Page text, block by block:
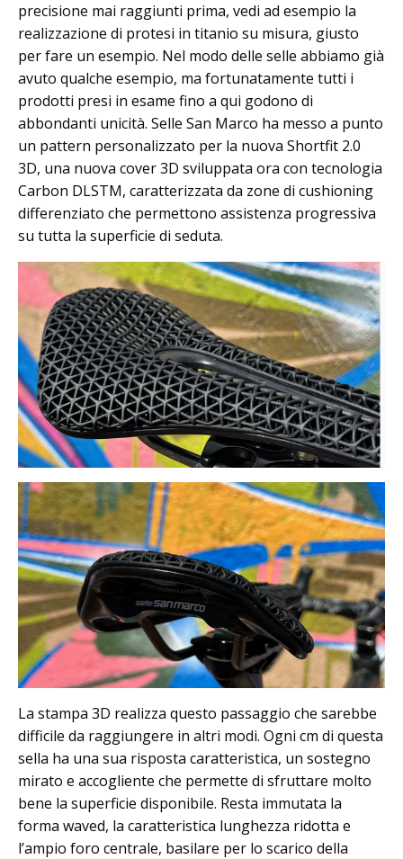
precisione mai raggiunti prima, vedi ad esempio la
realizzazione di protesi in titanio su misura, giusto
per fare un esempio. Nel modo delle selle abbiamo già
avuto qualche esempio, ma fortunatamente tutti i
prodotti presi in esame fino a qui godono di
abbondanti unicità. Selle San Marco ha messo a punto
un pattern personalizzato per la nuova Shortfit 2.0
3D, una nuova cover 3D sviluppata ora con tecnologia
Carbon DLSTM, caratterizzata da zone di cushioning
differenziato che permettono assistenza progressiva
su tutta la superficie di seduta.
La stampa 3D realizza questo passaggio che sarebbe
difficile da raggiungere in altri modi. Ogni cm di questa
sella ha una sua risposta caratteristica, un sostegno
mirato e accogliente che permette di sfruttare molto
bene la superficie disponibile. Resta immutata la
forma waved, la caratteristica lunghezza ridotta e
l’ampio foro centrale, basilare per lo scarico della